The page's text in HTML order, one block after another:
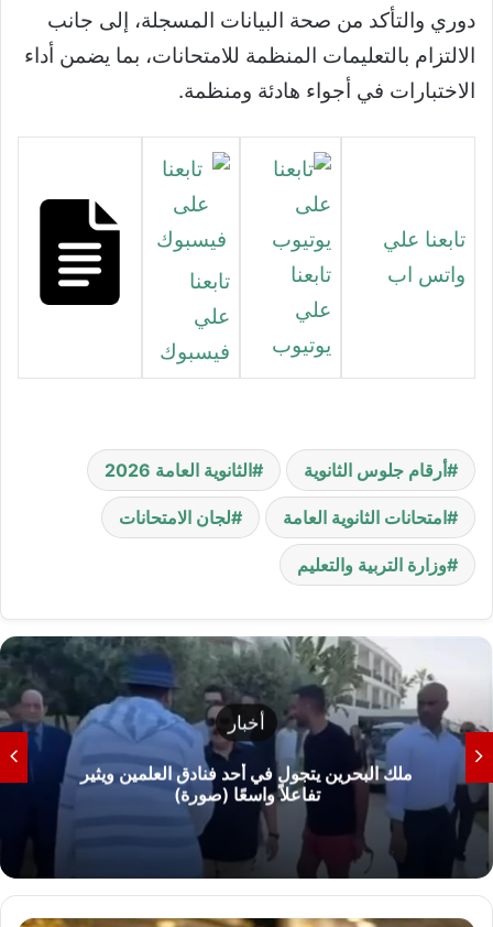
دوري والتأكد من صحة البيانات المسجلة، إلى جانب
الالتزام بالتعليمات المنظمة للامتحانات، بما يضمن أداء
الاختبارات في أجواء هادئة ومنظمة.
تابعنا علي
واتس اب
تابعنا
علي
يوتيوب
تابعنا
علي
فيسبوك
أرقام جلوس الثانوية الثانوية العامة 2026
امتحانات الثانوية العامة لجان الامتحانات
وزارة التربية والتعليم
تعليم
مأساة يمنى وليد.. كيف تحولت نتيجة النجاح 68%
إلى رسوب شامل في الثانوية العامة؟